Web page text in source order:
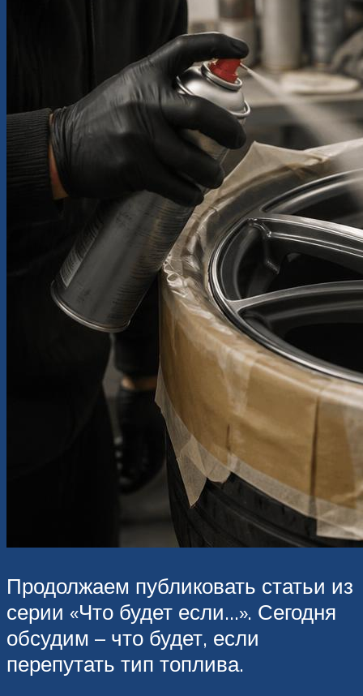
Продолжаем публиковать статьи из
серии «Что будет если…». Сегодня
обсудим – что будет, если
перепутать тип топлива.